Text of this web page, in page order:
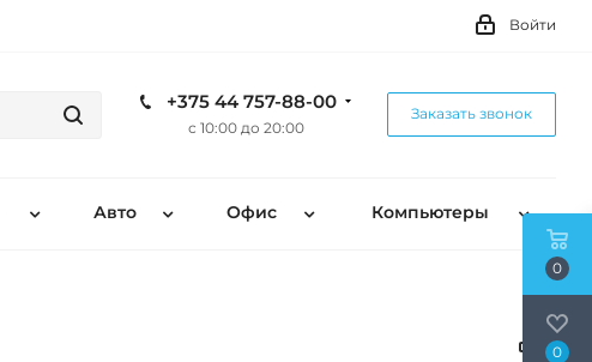
Войти
+375 44 757-88-00
с 10:00 до 20:00
Заказать звонок
Авто Офис Компьютеры
0
0